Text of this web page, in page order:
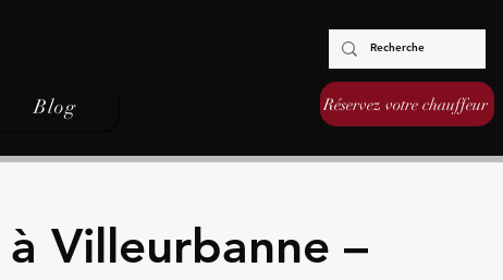
Blog Réservez votre chauffeur
Villeurbanne –